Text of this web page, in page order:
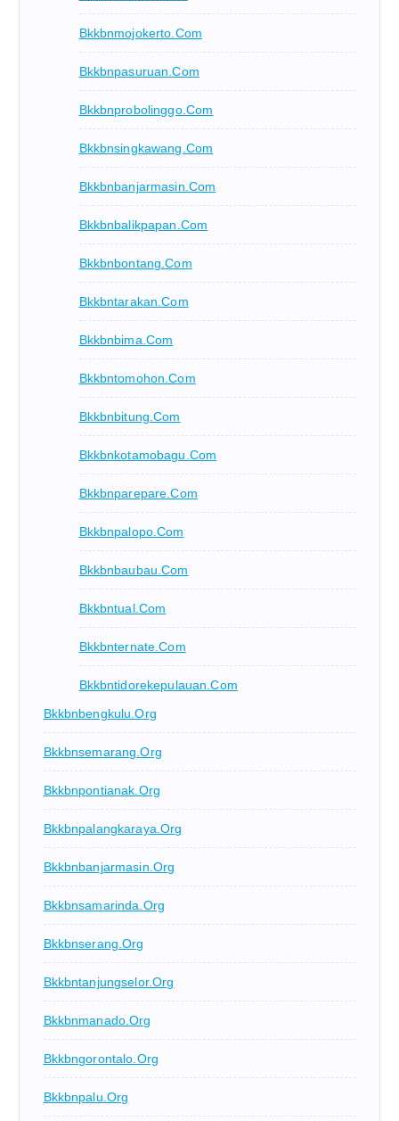
Bkkbnmojokerto.com
Bkkbnpasuruan.com
Bkkbnprobolinggo.com
Bkkbnsingkawang.com
Bkkbnbanjarmasin.com
Bkkbnbalikpapan.com
Bkkbnbontang.com
Bkkbntarakan.com
Bkkbnbima.com
Bkkbntomohon.com
Bkkbnbitung.com
Bkkbnkotamobagu.com
Bkkbnparepare.com
Bkkbnpalopo.com
Bkkbnbaubau.com
Bkkbntual.com
Bkkbnternate.com
Bkkbntidorekepulauan.com
Bkkbnbengkulu.org
Bkkbnsemarang.org
Bkkbnpontianak.org
Bkkbnpalangkaraya.org
Bkkbnbanjarmasin.org
Bkkbnsamarinda.org
Bkkbnserang.org
Bkkbntanjungselor.org
Bkkbnmanado.org
Bkkbngorontalo.org
Bkkbnpalu.org